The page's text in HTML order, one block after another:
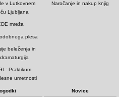
v Lutkovnem
Ljubljana
mreža
plesa
beleženja in
Praktikum
umetnosti
Naročanje in nakup knjig
Novice